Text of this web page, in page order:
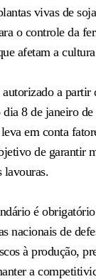
vivas de
o controle da
afetam a
a partir
dia 8 de janeiro
em conta
de garantir
lavouras.
é
nacionais de
à produção,
a